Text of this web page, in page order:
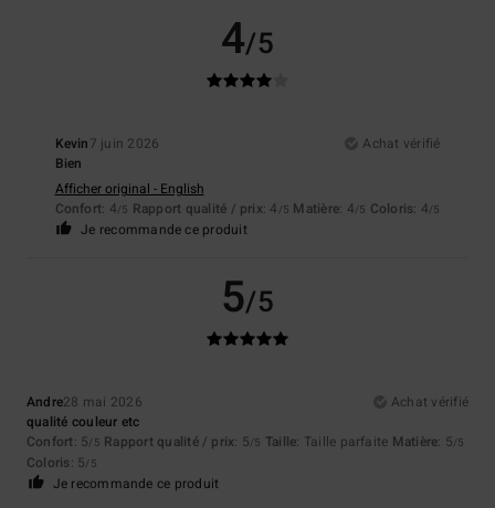
4/5
Kevin 7 juin 2026
Achat vérifié
Bien
Afficher original - English
Confort: 4/5 Rapport qualité / prix: 4 /5 Matière: 4/5 Coloris: 4/5
Je recommande ce produit
5/5
Andre28 mai 2026
Achat vérifié
qualité couleur etc
Confort: 5/5 Rapport qualité / prix: 5/5 Taille: Taille parfaite Matière: 5/5
Coloris: 5/5
Je recommande ce produit